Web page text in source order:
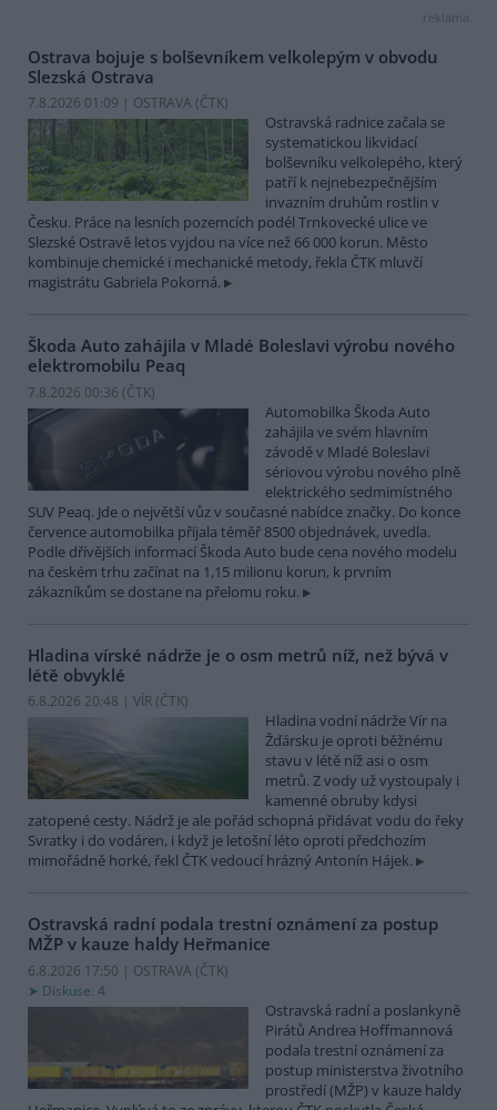
reklama
Ostrava bojuje s bolševníkem velkolepým v obvodu
Slezská Ostrava
7.8.2026 01:09 | OSTRAVA (ČTK)
Ostravská radnice začala se
systematickou likvidací
bolševníku velkolepého, který
patří k nejnebezpečnějším
invazním druhům rostlin v
Česku. Práce na lesních pozemcích podél Trnkovecké ulice ve
Slezské Ostravě letos vyjdou na více než 66 000 korun. Město
kombinuje chemické i mechanické metody, řekla ČTK mluvčí
magistrátu Gabriela Pokorná.
Škoda Auto zahájila v Mladé Boleslavi výrobu nového
elektromobilu Peaq
7.8.2026 00:36 (ČTK)
Automobilka Škoda Auto
zahájila ve svém hlavním
závodě v Mladé Boleslavi
sériovou výrobu nového plně
elektrického sedmimístného
SUV Peaq. Jde o největší vůz v současné nabídce značky. Do konce
července automobilka přijala téměř 8500 objednávek, uvedla.
Podle dřívějších informací Škoda Auto bude cena nového modelu
na českém trhu začínat na 1,15 milionu korun, k prvním
zákazníkům se dostane na přelomu roku.
Hladina vírské nádrže je o osm metrů níž, než bývá v
létě obvyklé
6.8.2026 20:48 | VÍR (ČTK)
Hladina vodní nádrže Vír na
Žďársku je oproti běžnému
stavu v létě níž asi o osm
metrů. Z vody už vystoupaly i
kamenné obruby kdysi
zatopené cesty. Nádrž je ale pořád schopná přidávat vodu do řeky
Svratky i do vodáren, i když je letošní léto oproti předchozím
mimořádně horké, řekl ČTK vedoucí hrázný Antonín Hájek.
Ostravská radní podala trestní oznámení za postup
MŽP v kauze haldy Heřmanice
6.8.2026 17:50 | OSTRAVA (ČTK)
Diskuse: 4
Ostravská radní a poslankyně
Pirátů Andrea Hoffmannová
podala trestní oznámení za
postup ministerstva životního
prostředí (MŽP) v kauze haldy